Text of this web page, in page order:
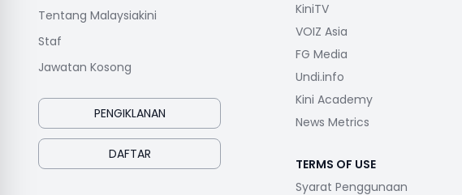
Tentang Malaysiakini
Staf
Jawatan Kosong
PENGIKLANAN
DAFTAR
KiniTV
VOIZ Asia
FG Media
Undi.info
Kini Academy
News Metrics
TERMS OF USE
Syarat Penggunaan